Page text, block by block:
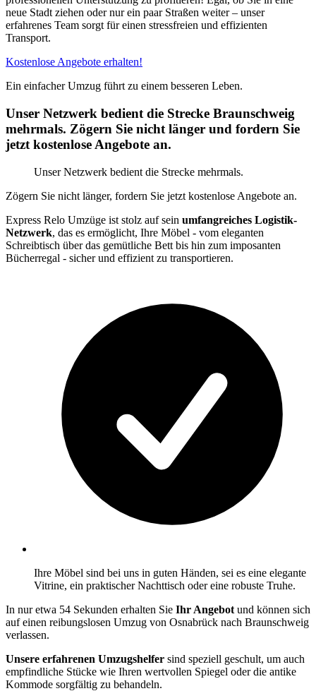
neue Stadt ziehen oder nur ein paar Straßen weiter – unser
erfahrenes Team sorgt für einen stressfreien und effizienten
Transport.
Kostenlose Angebote erhalten!
Ein einfacher Umzug führt zu einem besseren Leben.
Unser Netzwerk bedient die Strecke Braunschweig
mehrmals. Zögern Sie nicht länger und fordern Sie
jetzt kostenlose Angebote an.
Unser Netzwerk bedient die Strecke mehrmals.
Zögern Sie nicht länger, fordern Sie jetzt kostenlose Angebote an.
Express Relo Umzüge ist stolz auf sein umfangreiches Logistik-
Netzwerk, das es ermöglicht, Ihre Möbel - vom eleganten
Schreibtisch über das gemütliche Bett bis hin zum imposanten
Bücherregal - sicher und effizient zu transportieren.
Ihre Möbel sind bei uns in guten Händen, sei es eine elegante
Vitrine, ein praktischer Nachttisch oder eine robuste Truhe.
In nur etwa 54 Sekunden erhalten Sie Ihr Angebot und können sich
auf einen reibungslosen Umzug von Osnabrück nach Braunschweig
verlassen.
Unsere erfahrenen Umzugshelfer sind speziell geschult, um auch
empfindliche Stücke wie Ihren wertvollen Spiegel oder die antike
Kommode sorgfältig zu behandeln.